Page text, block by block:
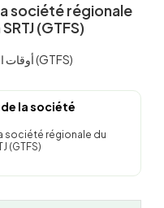
société régionale
(GTFS)
أوقات السفرات بالشركة الجهوية للنقل بجندوبة (GTFS)
la société
société régionale du
(GTFS)